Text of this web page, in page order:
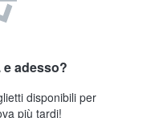
adesso?
disponibili per
più tardi!